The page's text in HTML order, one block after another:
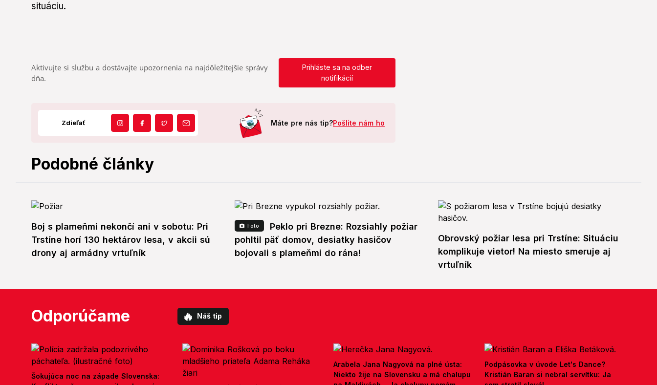
situáciu.
Aktivujte si službu a dostávajte upozornenia na najdôležitejšie správy
dňa.
Prihláste sa na odber
notifikácií
Zdieľať Máte pre nás tip?Pošlite nám ho
Podobné články
Boj s plameňmi nekončí ani v sobotu: Pri
Trstíne horí 130 hektárov lesa, v akcii sú
drony aj armádny vrtuľník
Foto
Peklo pri Brezne: Rozsiahly požiar
pohltil päť domov, desiatky hasičov
bojovali s plameňmi do rána!
Obrovský požiar lesa pri Trstíne: Situáciu
komplikuje vietor! Na miesto smeruje aj
vrtuľník
Odporúčame 🔥 Náš tip
Šokujúca noc na západe Slovenska:
Arabela Jana Nagyová na plné ústa:
Niekto žije na Slovensku a má chalupu
Podpásovka v úvode Let's Dance?
Kristián Baran si nebral servítku: Ja